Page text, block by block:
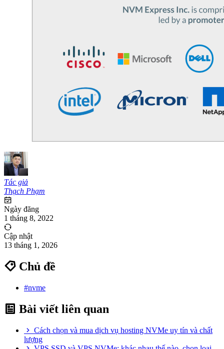
Tác giả
Thạch Phạm
Ngày đăng
1 tháng 8, 2022
Cập nhật
13 tháng 1, 2026
Chủ đề
#nvme
Bài viết liên quan
Cách chọn và mua dịch vụ hosting NVMe uy tín và chất
lượng